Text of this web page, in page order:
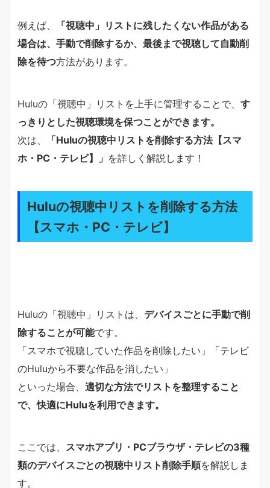
例えば、
「視聴中」リストに残したくない作品がある
場合は、手動で削除するか、最後まで視聴して自動削
除を待つ方法があります。
Huluの「視聴中」リストを上手に管理することで、 す
っきりとした視聴環境を保つことができます。
次は、
「Huluの視聴中リストを削除する方法【スマ
ホ・PC・テレビ】」 を詳しく解説します！
Huluの視聴中リストを削除する方法
【スマホ・PC・テレビ】
Huluの「視聴中」リストは、 デバイスごとに手動で削
除することが可能です。
「スマホで視聴していた作品を削除したい」「テレビ
のHuluから不要な作品を消したい」
といった場合、 適切な方法でリストを整理すること
で、快適にHuluを利用できます。
ここでは、 スマホアプリ・PCブラウザ・テレビの3種
類のデバイスごとの視聴中リスト削除手順を解説しま
す。